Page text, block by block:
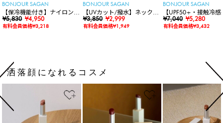
BONJOUR SAGAN
【保冷機能付き】ナイロンシ
ョルダーバッグ
¥5,830 ¥4,950
有料会員価格¥3,218
BONJOUR SAGAN
【UVカット/撥水】ネックカ
バー付きワイドリムハット
¥3,850 ¥2,999
有料会員価格¥1,949
BONJOUR SAGAN
【UPF50+・接触冷感
水】【水陸両用】ラ
ードロンパース
¥7,040 ¥5,280
有料会員価格¥3,432
洒落顔になれるコスメ